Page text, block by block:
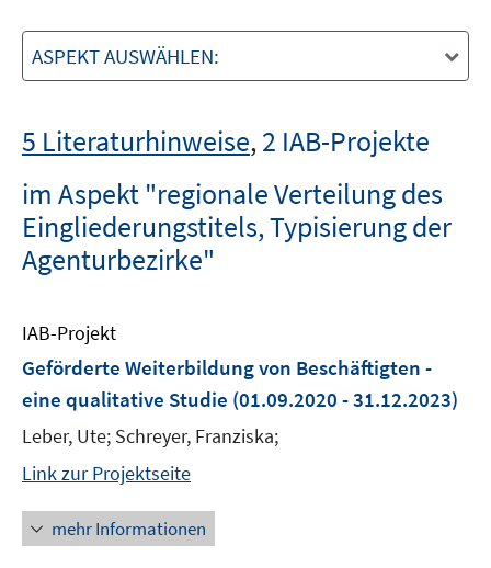
ASPEKT AUSWÄHLEN:
5 Literaturhinweise,2 IAB-Projekte
im Aspekt "regionale Verteilung des
Eingliederungstitels, Typisierung der
Agenturbezirke"
IAB-Projekt
Geförderte Weiterbildung von Beschäftigten -
eine qualitative Studie (01.09.2020 - 31.12.2023)
Leber, Ute; Schreyer, Franziska;
Link zur Projektseite
mehr Informationen